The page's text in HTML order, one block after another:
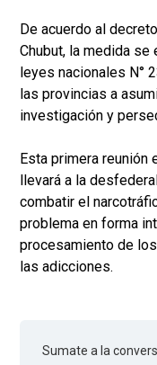
De acuerdo al
Chubut, la medida
leyes nacionales N°
las provincias a
investigación y
Esta primera
llevará a la
combatir el
problema en forma
procesamiento de
las adicciones.
Sumate a la